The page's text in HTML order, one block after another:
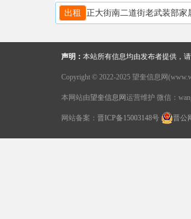
出租 正大街南二道街老武装部家属
声明： 本站所有信息均由发布者提供，
Copyright © 2022-2025 望奎信息网
本网站由望奎信息网 运营维护 微信：
网站备案： 晋ICP备15003148号 晋公